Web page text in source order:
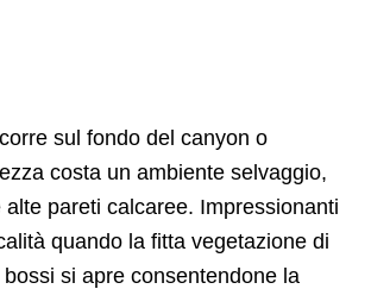
sul fondo del canyon o
costa un ambiente selvaggio,
pareti calcaree. Impressionanti
quando la fitta vegetazione di
si apre consentendone la